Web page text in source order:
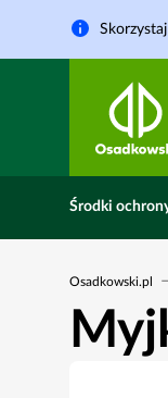
Środki
Osadkowski.pl